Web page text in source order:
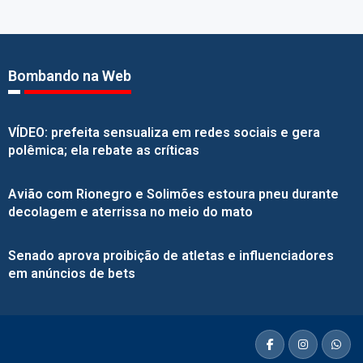
Bombando na Web
VÍDEO: prefeita sensualiza em redes sociais e gera
polêmica; ela rebate as críticas
Avião com Rionegro e Solimões estoura pneu durante
decolagem e aterrissa no meio do mato
Senado aprova proibição de atletas e influenciadores
em anúncios de bets